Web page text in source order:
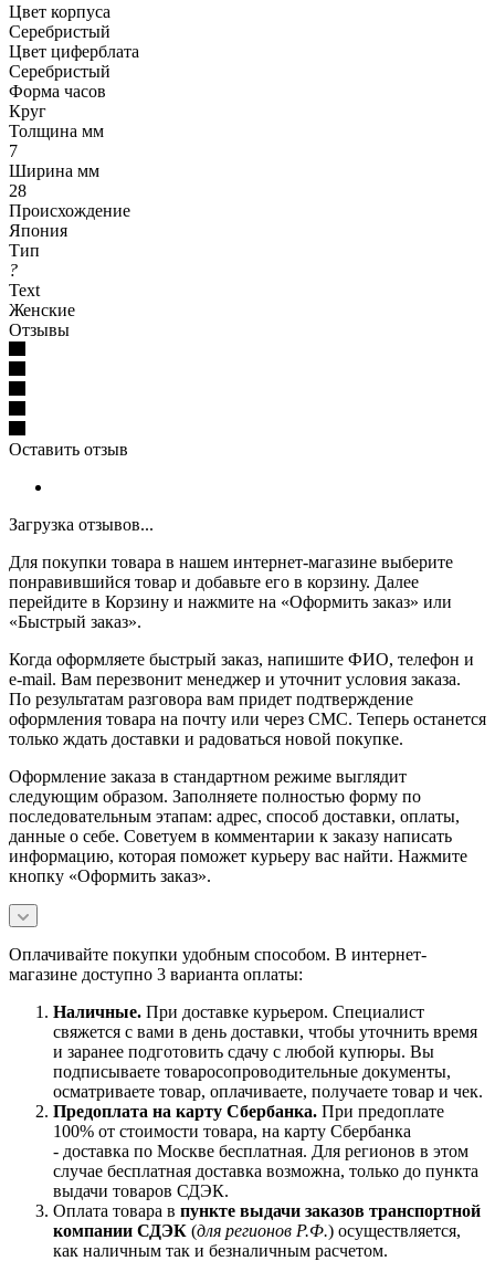
Цвет корпуса
Серебристый
Цвет циферблата
Серебристый
Форма часов
Круг
Толщина мм
7
Ширина мм
28
Происхождение
Япония
Тип
?
Text
Женские
Отзывы
Оставить отзыв
Загрузка отзывов...
Для покупки товара в нашем интернет-магазине выберите
понравившийся товар и добавьте его в корзину. Далее
перейдите в Корзину и нажмите на «Оформить заказ» или
«Быстрый заказ».
Когда оформляете быстрый заказ, напишите ФИО, телефон и
e-mail. Вам перезвонит менеджер и уточнит условия заказа.
По результатам разговора вам придет подтверждение
оформления товара на почту или через СМС. Теперь останется
только ждать доставки и радоваться новой покупке.
Оформление заказа в стандартном режиме выглядит
следующим образом. Заполняете полностью форму по
последовательным этапам: адрес, способ доставки, оплаты,
данные о себе. Советуем в комментарии к заказу написать
информацию, которая поможет курьеру вас найти. Нажмите
кнопку «Оформить заказ».
Оплачивайте покупки удобным способом. В интернет-
магазине доступно 3 варианта оплаты:
Наличные. При доставке курьером. Специалист
свяжется с вами в день доставки, чтобы уточнить время
и заранее подготовить сдачу с любой купюры. Вы
подписываете товаросопроводительные документы,
осматриваете товар, оплачиваете, получаете товар и чек.
Предоплата на карту Сбербанка. При предоплате
100% от стоимости товара, на карту Сбербанка
- доставка по Москве бесплатная. Для регионов в этом
случае бесплатная доставка возможна, только до пункта
выдачи товаров СДЭК.
Оплата товара в пункте выдачи заказов транспортной
компании СДЭК (для регионов Р.Ф.) осуществляется,
как наличным так и безналичным расчетом.